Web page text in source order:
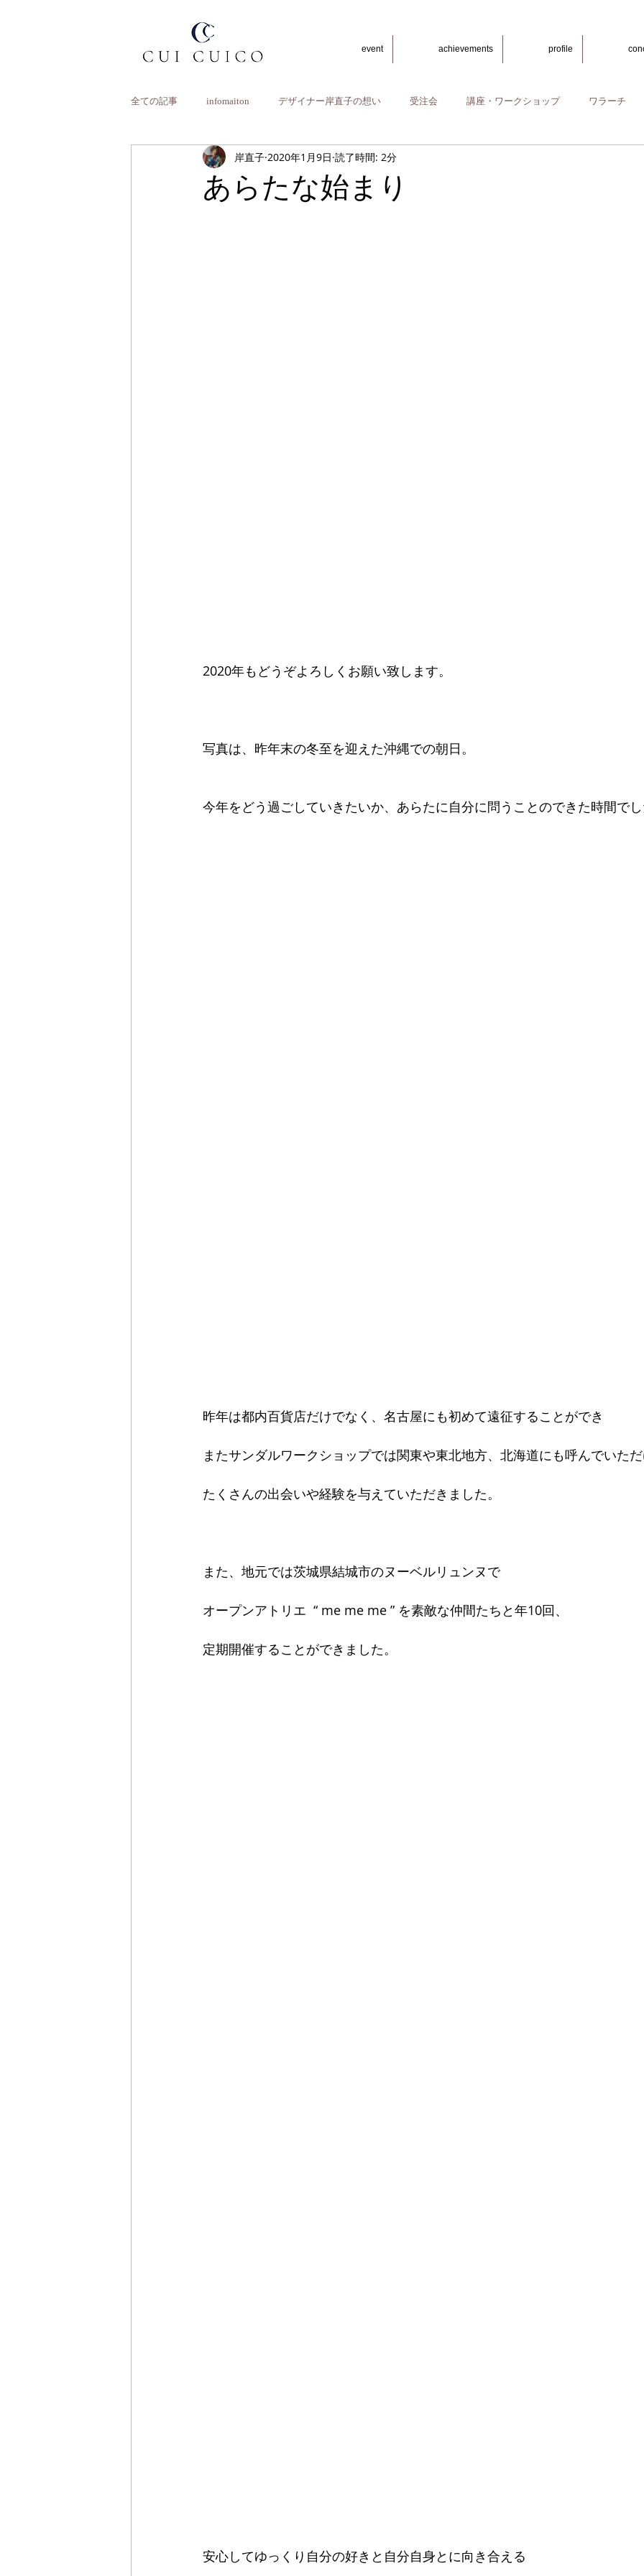
event achievements profile
全ての記事 infomaiton デザイナー岸直子の想い 受注会 講座・ワークショップ ワラーチ
あらたな始まり
岸直子 2020年1月9日 読了時間: 2分
2020年もどうぞよろしくお願い致します。
写真は、昨年末の冬至を迎えた沖縄での朝日。
今年をどう過ごしていきたいか、あらたに自分に問うことのできた時間で
昨年は都内百貨店だけでなく、名古屋にも初めて遠征することができ
またサンダルワークショップでは関東や東北地方、北海道にも呼んでいた
たくさんの出会いや経験を与えていただきました。
また、地元では茨城県結城市のヌーベルリュンヌで
オープンアトリエ  “ me me me ” を素敵な仲間たちと年10回、
定期開催することができました。
安心してゆっくり自分の好きと自分自身とに向き合える